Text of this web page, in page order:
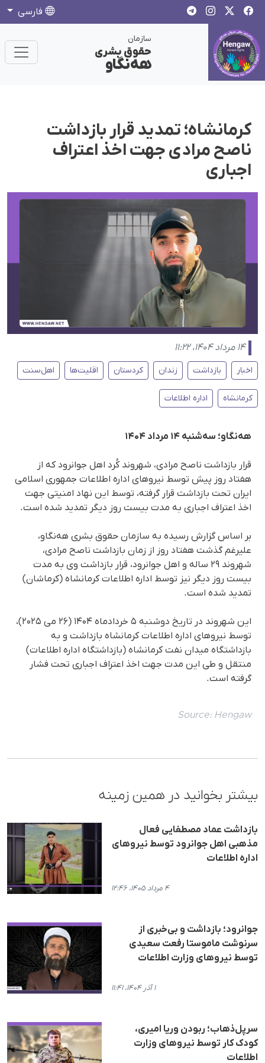
فارسی
سازمان
حقوق بشری
هەنگاو
کرمانشاه؛ تمدید قرار بازداشت
ناصح مرادی جهت اخذ اعتراف
اجباری
۱۴ مرداد ۱۴۰۴، ۱۱:۲۲
اخبار بازداشت زندان کردستان اقلیت‌ها اهل‌سنت
کرمانشاه اداره اطلاعات
هه‌نگاو؛ سه‌شنبه ۱۴ مرداد ۱۴۰۴
قرار بازداشت ناصح مرادی، شهروند کُرد اهل جوانرود که از
هفتاد روز پیش توسط نیروهای اداره اطلاعات جمهوری اسلامی
ایران تحت بازداشت قرار گرفته، توسط این نهاد امنیتی جهت
اخذ اعتراف اجباری به مدت بیست روز دیگر تمدید شده است.
بر اساس گزارش رسیده به سازمان حقوق بشری هه‌نگاو،
علیرغم گذشت هفتاد روز از زمان بازداشت ناصح مرادی،
شهروند ۲۹ ساله و اهل جوانرود، قرار بازداشت وی به مدت
بیست روز دیگر نیز توسط اداره اطلاعات کرمانشاه (کرماشان)
تمدید شده است.
این شهروند در تاریخ دوشنبه ۵ خردادماه ۱۴۰۴ (۲۶ می ۲۰۲۵)،
توسط نیروهای اداره اطلاعات کرمانشاه بازداشت و به
بازداشتگاه میدان نفت کرمانشاه (بازداشتگاه اداره اطلاعات)
منتقل و طی این مدت جهت اخذ اعتراف اجباری تحت فشار
گرفته است.
Source: Hengaw
بیشتر بخوانید در همین زمینه
بازداشت عماد مصطفایی فعال
مذهبی اهل جوانرود توسط نیروهای
اداره اطلاعات
۴ مرداد ۱۴۰۵، ۱۲:۴۶
جوانرود؛ بازداشت و بی‌خبری از
سرنوشت ماموستا رفعت سعیدی
توسط نیروهای وزارت اطلاعات
۱ آذر ۱۴۰۴، ۱۱:۴۱
سرپل‌ذهاب؛ ربودن وریا امیری،
کودک کار توسط نیروهای وزارت
اطلاعات